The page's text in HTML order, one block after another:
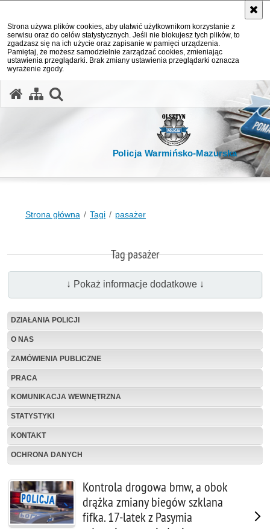
Strona używa plików cookies, aby ułatwić użytkownikom korzystanie z
serwisu oraz do celów statystycznych. Jeśli nie blokujesz tych plików, to
zgadzasz się na ich użycie oraz zapisanie w pamięci urządzenia.
Pamiętaj, że możesz samodzielnie zarządzać cookies, zmieniając
ustawienia przeglądarki. Brak zmiany ustawienia przeglądarki oznacza
wyrażenie zgody.
Policja Warmińsko-Mazurska
Strona główna Tagi pasażer
Tag pasażer
↓ Pokaż informacje dodatkowe ↓
DZIAŁANIA POLICJI
O NAS
ZAMÓWIENIA PUBLICZNE
PRACA
KOMUNIKACJA WEWNĘTRZNA
STATYSTYKI
KONTAKT
OCHRONA DANYCH
Kontrola drogowa bmw, a obok
drążka zmiany biegów szklana
fifka. 17-latek z Pasymia